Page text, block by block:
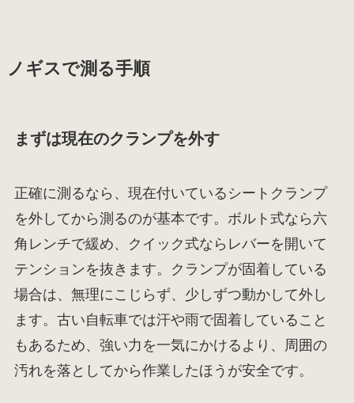
ノギスで測る手順
まずは現在のクランプを外す
正確に測るなら、現在付いているシートクランプ
を外してから測るのが基本です。ボルト式なら六
角レンチで緩め、クイック式ならレバーを開いて
テンションを抜きます。クランプが固着している
場合は、無理にこじらず、少しずつ動かして外し
ます。古い自転車では汗や雨で固着していること
もあるため、強い力を一気にかけるより、周囲の
汚れを落としてから作業したほうが安全です。